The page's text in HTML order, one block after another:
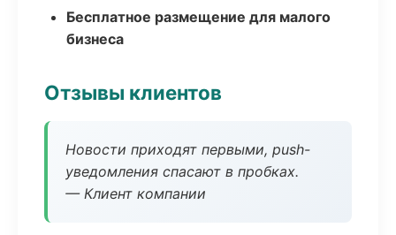
Бесплатное размещение для малого
бизнеса
Отзывы клиентов
Новости приходят первыми, push-
уведомления спасают в пробках.
— Клиент компании